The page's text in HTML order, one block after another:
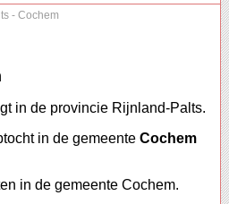
- Cochem
in de provincie Rijnland-Palts.
in de gemeente Cochem
in de gemeente Cochem.